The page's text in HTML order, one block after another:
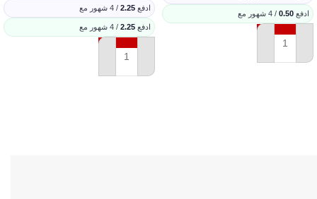
ادفع 0.50 / 4 شهور مع
إضافة إلى السلة
ادفع 2.25 / 4 شهور مع
ادفع 2.25 / 4 شهور مع
إضافة إلى السلة